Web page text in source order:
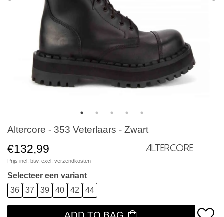
Altercore - 353 Veterlaars - Zwart
€132,99
Prijs incl. btw, excl. verzendkosten
Altercore
Selecteer een variant
36
37 39 40 42 44
ADD TO BAG